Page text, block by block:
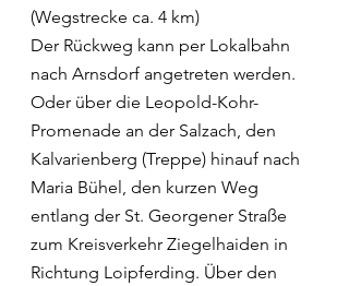
(Wegstrecke ca. 4 km)
Der Rückweg kann per Lokalbahn
nach Arnsdorf angetreten werden.
Oder über die Leopold-Kohr-
Promenade an der Salzach, den
Kalvarienberg (Treppe) hinauf nach
Maria Bühel, den kurzen Weg
entlang der St. Georgener Straße
zum Kreisverkehr Ziegelhaiden in
Richtung Loipferding. Über den